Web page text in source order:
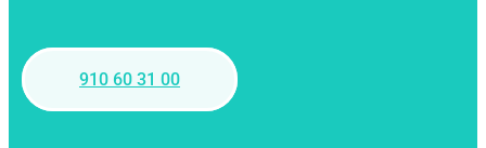
910 60 31 00